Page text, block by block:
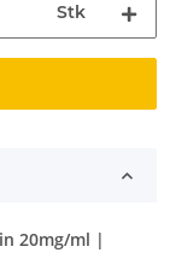
Stk
20mg/ml |